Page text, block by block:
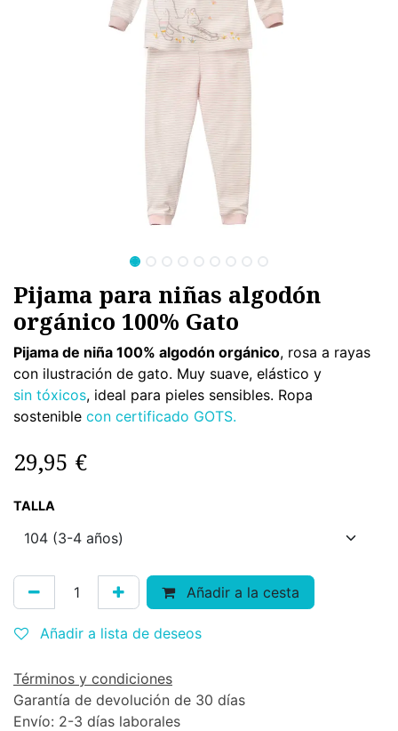
Pijama para niñas algodón
orgánico 100% Gato
Pijama de niña 100% algodón orgánico, rosa a rayas
con ilustración de gato. Muy suave, elástico y
sin tóxicos, ideal para pieles sensibles. Ropa
sostenible con certificado GOTS.
29,95 €
TALLA
Añadir a la cesta
Añadir a lista de deseos
Términos y condiciones
Garantía de devolución de 30 días
Envío: 2-3 días laborales